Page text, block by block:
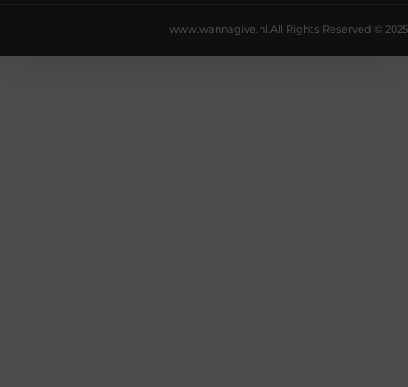
All Rights Reserved © 2025
www.wannagive.nl.